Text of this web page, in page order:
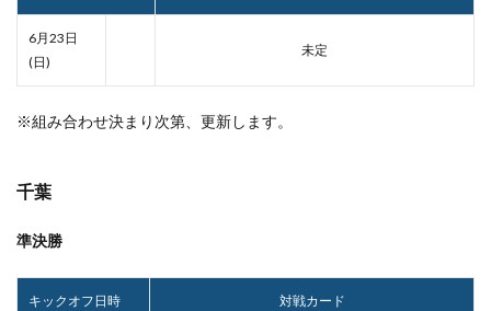
6月23日
(日)
未定
※組み合わせ決まり次第、更新します。
千葉
準決勝
キックオフ日時 対戦カード